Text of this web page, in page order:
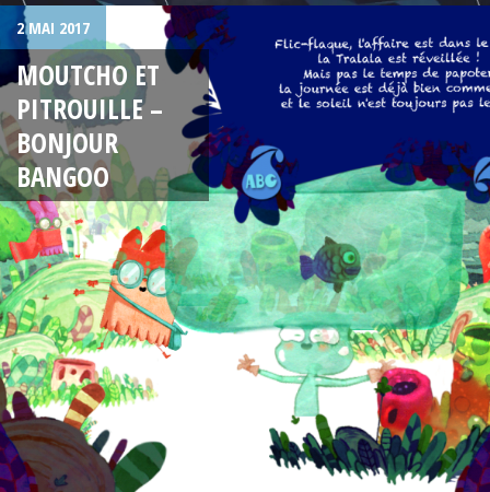
2 MAI 2017
MOUTCHO ET
PITROUILLE –
BONJOUR
BANGOO